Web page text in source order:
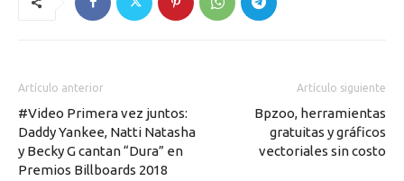
Artículo anterior
#Video Primera vez juntos:
Daddy Yankee, Natti Natasha
y Becky G cantan “Dura” en
Premios Billboards 2018
Artículo siguiente
Bpzoo, herramientas
gratuitas y gráficos
vectoriales sin costo